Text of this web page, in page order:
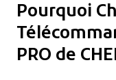
Pourquoi
PRO de